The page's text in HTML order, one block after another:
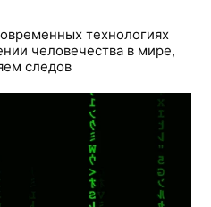
технологиях
человечества в мире,
следов